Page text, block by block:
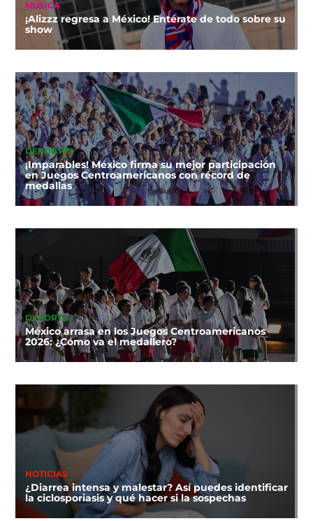
MÚSICA
¡Alizzz regresa a México! Entérate de todo sobre su
show
DEPORTES
¡Imparables! México firma su mejor participación
en Juegos Centroamericanos con récord de
medallas
DEPORTES
México arrasa en los Juegos Centroamericanos
2026: ¿Cómo va el medallero?
NOTICIAS
¿Diarrea intensa y malestar? Así puedes identificar
la ciclosporiasis y qué hacer si la sospechas